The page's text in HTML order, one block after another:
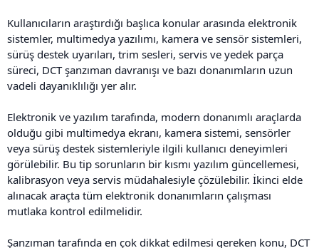
Kullanıcıların araştırdığı başlıca konular arasında elektronik
sistemler, multimedya yazılımı, kamera ve sensör sistemleri,
sürüş destek uyarıları, trim sesleri, servis ve yedek parça
süreci, DCT şanzıman davranışı ve bazı donanımların uzun
vadeli dayanıklılığı yer alır.
Elektronik ve yazılım tarafında, modern donanımlı araçlarda
olduğu gibi multimedya ekranı, kamera sistemi, sensörler
veya sürüş destek sistemleriyle ilgili kullanıcı deneyimleri
görülebilir. Bu tip sorunların bir kısmı yazılım güncellemesi,
kalibrasyon veya servis müdahalesiyle çözülebilir. İkinci elde
alınacak araçta tüm elektronik donanımların çalışması
mutlaka kontrol edilmelidir.
Şanzıman tarafında en çok dikkat edilmesi gereken konu, DCT